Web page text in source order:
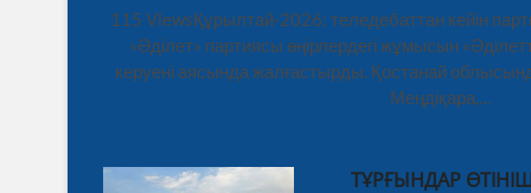
115 ViewsҚұрылтай-2026: теледебаттан кейін
«Әділет» партиясы өңірлердегі жұмысын
керуені аясында жалғастырды. Қостанай
Меңдіқара,…
ТҰРҒЫНДАР